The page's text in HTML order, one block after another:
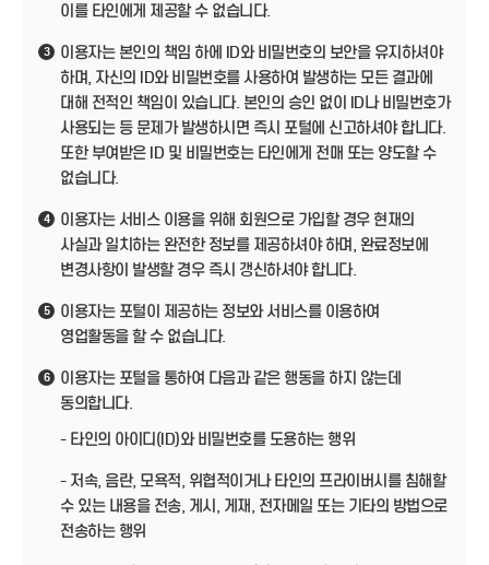
이를 타인에게 제공할 수 없습니다.
3
이용자는 본인의 책임 하에 ID와 비밀번호의 보안을 유지하셔야
하며, 자신의 ID와 비밀번호를 사용하여 발생하는 모든 결과에
대해 전적인 책임이 있습니다. 본인의 승인 없이 ID나 비밀번호가
사용되는 등 문제가 발생하시면 즉시 포털에 신고하셔야 합니다.
또한 부여받은 ID 및 비밀번호는 타인에게 전매 또는 양도할 수
없습니다.
4
이용자는 서비스 이용을 위해 회원으로 가입할 경우 현재의
사실과 일치하는 완전한 정보를 제공하셔야 하며, 완료정보에
변경사항이 발생할 경우 즉시 갱신하셔야 합니다.
5
이용자는 포털이 제공하는 정보와 서비스를 이용하여
영업활동을 할 수 없습니다.
6
이용자는 포털을 통하여 다음과 같은 행동을 하지 않는데
동의합니다.
- 타인의 아이디(ID)와 비밀번호를 도용하는 행위
- 저속, 음란, 모욕적, 위협적이거나 타인의 프라이버시를 침해할
수 있는 내용을 전송, 게시, 게재, 전자메일 또는 기타의 방법으로
전송하는 행위